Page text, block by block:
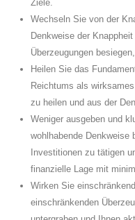
Ziele.
Wechseln Sie von der
Denkweise der
Überzeugungen
Heilen Sie das
Reichtums als
zu heilen und aus der
Weniger ausgeben und
wohlhabende Denkweise
Investitionen zu tätigen
finanzielle Lage mit
Wirken Sie
einschränkenden